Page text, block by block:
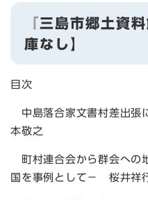
『三島市郷土資
庫なし】
目次
中島落合家文書村差出張
本敬之
町村連合会から群会への
国を事例として－ 桜井祥